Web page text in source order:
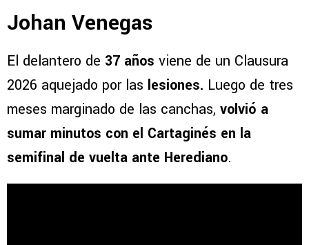
Johan Venegas
El delantero de 37 años viene de un Clausura
2026 aquejado por las lesiones. Luego de tres
meses marginado de las canchas, volvió a
sumar minutos con el Cartaginés en la
semifinal de vuelta ante Herediano.